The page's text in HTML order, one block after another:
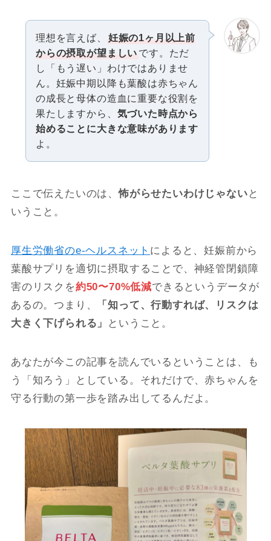
理想を言えば、
妊娠の1ヶ月以上前
からの摂取が望ましい です。ただ
し「もう遅い」わけではありませ
ん。妊娠中期以降も葉酸は赤ちゃん
の成長と母体の造血に重要な役割を
果たしますから、 気づいた時点から
始めることに大きな意味があります
よ。
ここで伝えたいのは、怖がらせたいわけじゃない と
いうこと。
厚生労働省のe-ヘルスネット によると、妊娠前から
葉酸サプリを適切に摂取することで、神経管閉鎖障
害のリスクを約50〜70%低減できるというデータが
あるの。つまり、
「知って、行動すれば、リスクは
大きく下げられる」
ということ。
あなたが今この記事を読んでいるということは、も
う「知ろう」としている。それだけで、赤ちゃんを
守る行動の第一歩を踏み出してるんだよ。